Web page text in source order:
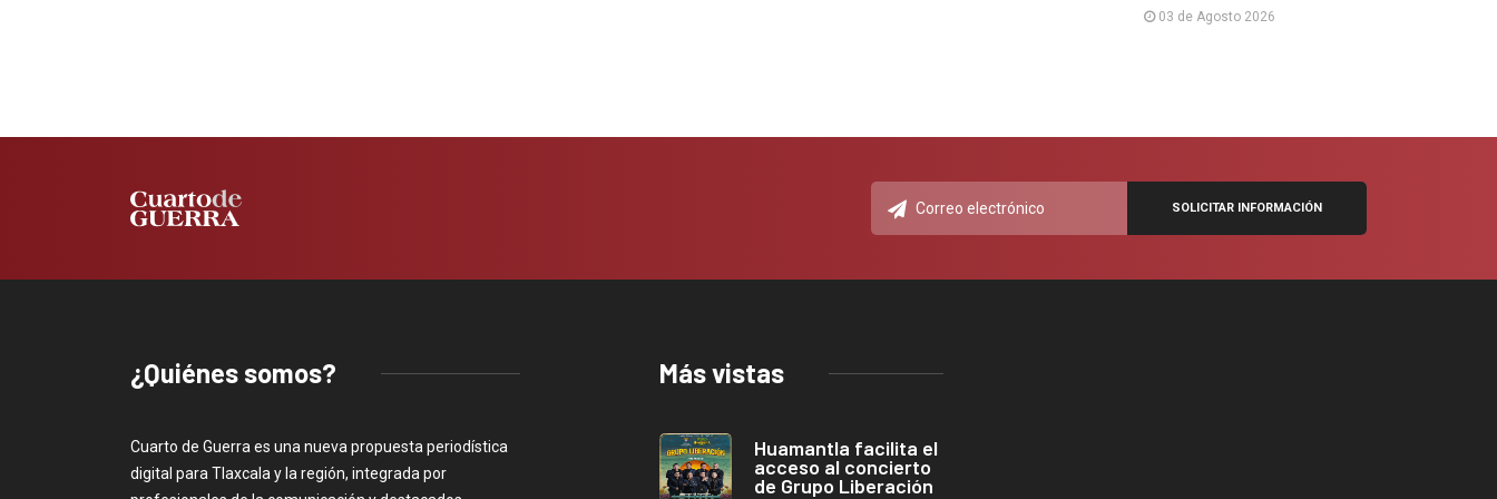
03 de Agosto 2026
¿Quiénes somos?
Cuarto de Guerra es una nueva propuesta periodística
digital para Tlaxcala y la región, integrada por
Más vistas
Huamantla facilita el
acceso al concierto
de Grupo Liberación